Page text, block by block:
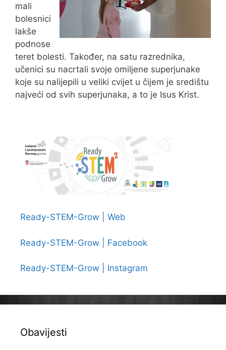
mali
bolesnici
lakše
podnose
teret bolesti. Također, na satu razrednika,
učenici su nacrtali svoje omiljene superjunake
koje su nalijepili u veliki cvijet u čijem je središtu
najveći od svih superjunaka, a to je Isus Krist.
Ready-STEM-Grow | Web
Ready-STEM-Grow | Facebook
Ready-STEM-Grow | Instagram
Obavijesti